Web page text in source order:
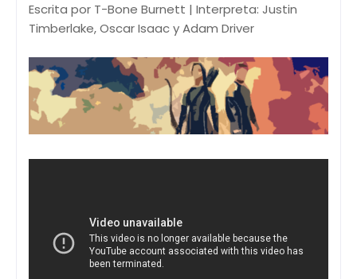
Escrita por T-Bone Burnett | Interpreta: Justin
Timberlake, Oscar Isaac y Adam Driver